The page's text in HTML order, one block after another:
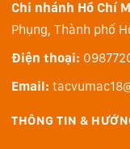
màu 10bit không
tương thích với
chiếu và
chính xác màu
Đối với người sáng
Chi nhánh Hồ Chí
Phụng, Thành phố
Điện thoại:
Email:
THÔNG TIN &